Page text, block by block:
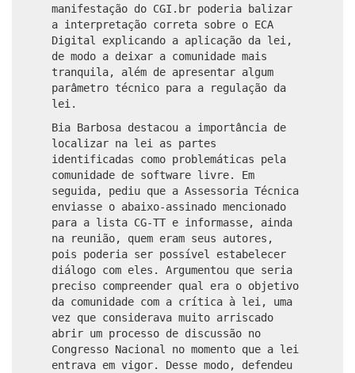
manifestação do CGI.br poderia balizar
a interpretação correta sobre o ECA
Digital explicando a aplicação da lei,
de modo a deixar a comunidade mais
tranquila, além de apresentar algum
parâmetro técnico para a regulação da
lei.
Bia Barbosa destacou a importância de
localizar na lei as partes
identificadas como problemáticas pela
comunidade de software livre. Em
seguida, pediu que a Assessoria Técnica
enviasse o abaixo‑assinado mencionado
para a lista CG‑TT e informasse, ainda
na reunião, quem eram seus autores,
pois poderia ser possível estabelecer
diálogo com eles. Argumentou que seria
preciso compreender qual era o objetivo
da comunidade com a crítica à lei, uma
vez que considerava muito arriscado
abrir um processo de discussão no
Congresso Nacional no momento que a lei
entrava em vigor. Desse modo, defendeu